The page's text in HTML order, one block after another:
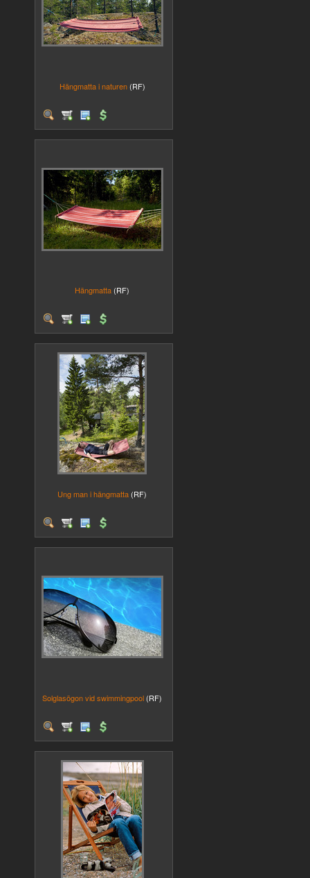
Hängmatta i naturen (RF)
Hängmatta (RF)
Ung man i hängmatta (RF)
Solglasögon vid swimmingpool (RF)